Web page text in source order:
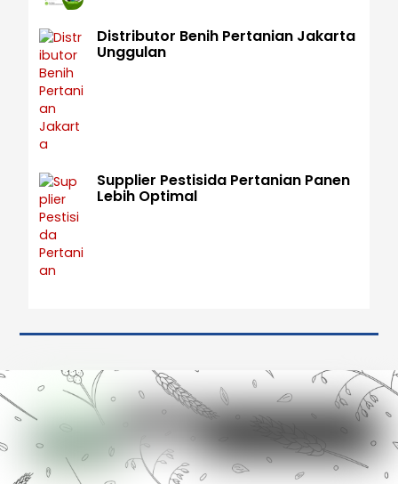
Distributor Benih Pertanian Jakarta
Unggulan
Supplier Pestisida Pertanian Panen
Lebih Optimal